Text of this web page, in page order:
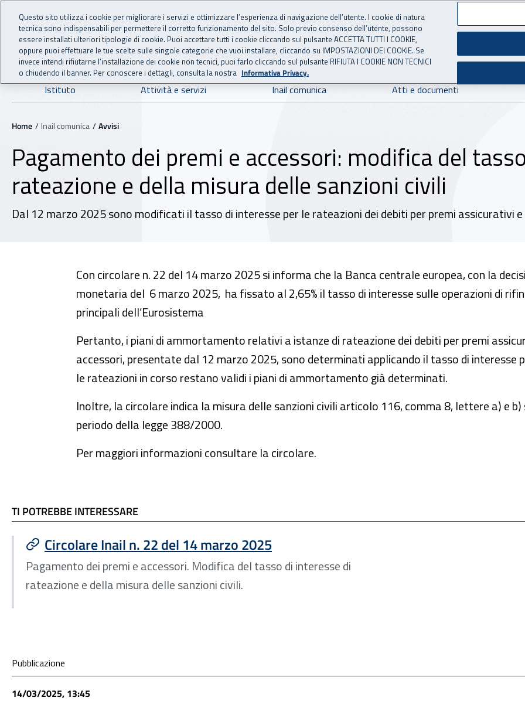
Vai al menu principale
Vai al contenuto principale
INAIL - Istituto Nazionale per l'Assicurazione
Navigazione principale
Istituto Attività e servizi Inail comunica Atti e documenti
Navigazione - Ti trovi in:
Home Inail comunica Avvisi
Pagamento dei premi e accessori: modifica del
rateazione e della misura delle sanzioni civili
Dal 12 marzo 2025 sono modificati il tasso di interesse per le rateazioni dei debiti per premi assicurativi
Con circolare n. 22 del 14 marzo 2025 si informa che la Banca centrale europea, con la
monetaria del 6 marzo 2025, ha fissato al 2,65% il tasso di interesse sulle operazioni di
principali dell’Eurosistema
Pertanto, i piani di ammortamento relativi a istanze di rateazione dei debiti per premi
accessori, presentate dal 12 marzo 2025, sono determinati applicando il tasso di interesse
le rateazioni in corso restano validi i piani di ammortamento già determinati.
Inoltre, la circolare indica la misura delle sanzioni civili articolo 116, comma 8, lettere a) e b)
periodo della legge 388/2000.
Per maggiori informazioni consultare la circolare.
TI POTREBBE INTERESSARE
TI POTREBBE INTERESSARE
Circolare Inail n. 22 del 14 marzo 2025
Pagamento dei premi e accessori. Modifica del tasso di interesse di
rateazione e della misura delle sanzioni civili.
Condivisione social
Pubblicazione
14/03/2025, 13:45
Questo sito utilizza i cookie per migliorare i servizi e ottimizzare l’esperienza di navigazione dell’utente. I cookie di natura
tecnica sono indispensabili per permettere il corretto funzionamento del sito. Solo previo consenso dell’utente, possono
essere installati ulteriori tipologie di cookie. Puoi accettare tutti i cookie cliccando sul pulsante ACCETTA TUTTI I COOKIE,
oppure puoi effettuare le tue scelte sulle singole categorie che vuoi installare, cliccando su IMPOSTAZIONI DEI COOKIE. Se
invece intendi rifiutarne l’installazione dei cookie non tecnici, puoi farlo cliccando sul pulsante RIFIUTA I COOKIE NON TECNICI
o chiudendo il banner. Per conoscere i dettagli, consulta la nostra Informativa Privacy.